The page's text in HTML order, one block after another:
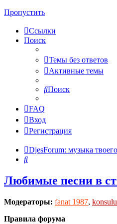
Пропустить
Ссылки
Поиск
Темы без ответов
Активные темы
Поиск
FAQ
Вход
Регистрация
DjesForum: музыка
Поиск
Любимые песни в
Модераторы: fanat 1987,
Правила форума